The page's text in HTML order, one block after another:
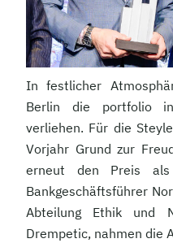
In festlicher
Berlin die portfolio
verliehen. Für die
Vorjahr Grund zur
erneut den Preis
Bankgeschäftsführer
Abteilung Ethik und
Drempetic, nahmen die